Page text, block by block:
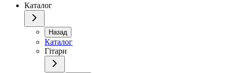
Каталог
Назад
Каталог
Гітари